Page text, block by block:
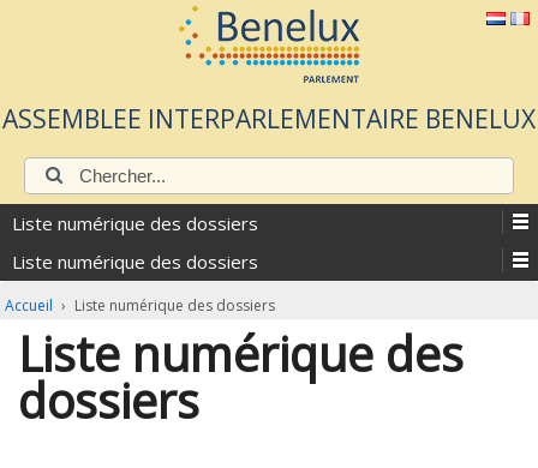
ASSEMBLEE INTERPARLEMENTAIRE BENELUX
Chercher:
Liste numérique des dossiers
Liste numérique des dossiers
Accueil › Liste numérique des dossiers
Liste numérique des
dossiers